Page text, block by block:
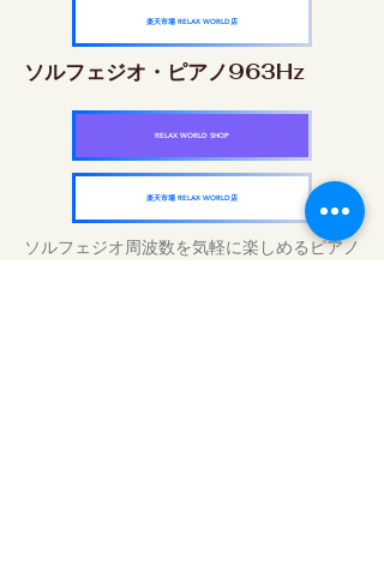
楽天市場 RELAX WORLD店
ソルフェジオ・ピアノ963Hz
RELAX WORLD SHOP
楽天市場 RELAX WORLD店
ソルフェジオ周波数を気軽に楽しめるピアノ